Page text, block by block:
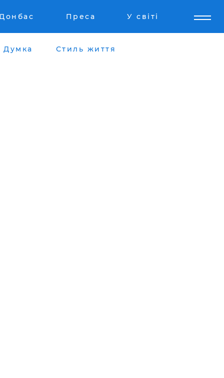
Преса У світі
Думка Стиль життя